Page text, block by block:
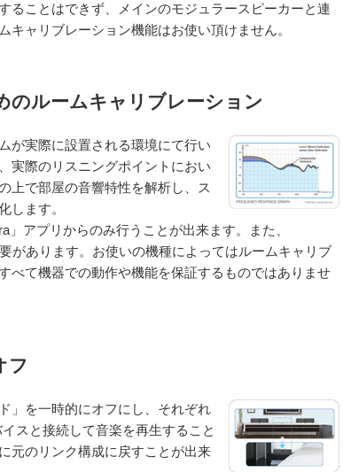
ことはできず、メインのモジュラースピーカーと連
ャリブレーション機能はお使い頂けません。
のルームキャリブレーション
が実際に設置される環境にて行い
実際のリスニングポイントにおい
上で部屋の音響特性を解析し、ス
します。
アプリからのみ行うことが出来ます。また、
があります。お使いの機種によってはルームキャリブ
べて機器での動作や機能を保証するものではありませ
フ
」を一時的にオフにし、それぞれ
スと接続して音楽を再生すること
元のリンク構成に戻すことが出来